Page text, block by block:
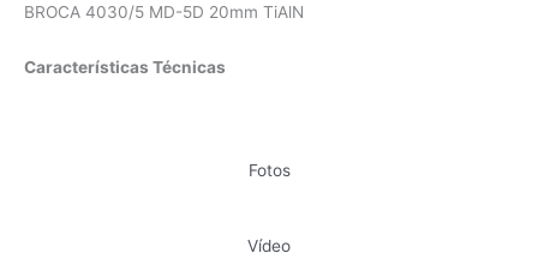
Fotos
Vídeo
BROCA 4030/5 MD-5D 20mm TiAlN
Características Técnicas